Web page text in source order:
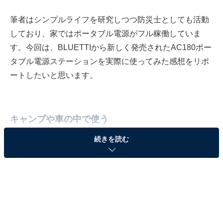
筆者はシンプルライフを研究しつつ防災士としても活動
しており、家ではポータブル電源がフル稼働していま
す。今回は、BLUETTIから新しく発売されたAC180ポー
タブル電源ステーションを実際に使ってみた感想をリポ
ートしたいと思います。
キャンプや車の中で使う
続きを読む